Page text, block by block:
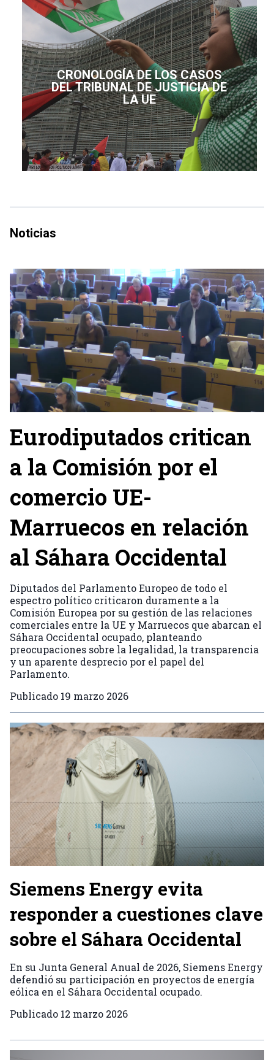
CRONOLOGÍA DE LOS CASOS
DEL TRIBUNAL DE JUSTICIA DE
LA UE
Noticias
Eurodiputados critican
a la Comisión por el
comercio UE-
Marruecos en relación
al Sáhara Occidental
Diputados del Parlamento Europeo de todo el
espectro político criticaron duramente a la
Comisión Europea por su gestión de las relaciones
comerciales entre la UE y Marruecos que abarcan el
Sáhara Occidental ocupado, planteando
preocupaciones sobre la legalidad, la transparencia
y un aparente desprecio por el papel del
Parlamento.
Publicado 19 marzo 2026
Siemens Energy evita
responder a cuestiones clave
sobre el Sáhara Occidental
En su Junta General Anual de 2026, Siemens Energy
defendió su participación en proyectos de energía
eólica en el Sáhara Occidental ocupado.
Publicado 12 marzo 2026